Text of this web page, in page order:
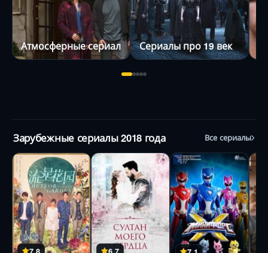
Атмосферные сериалы Сериалы про 19 век
Зарубежные сериалы 2018 года Все сериалы